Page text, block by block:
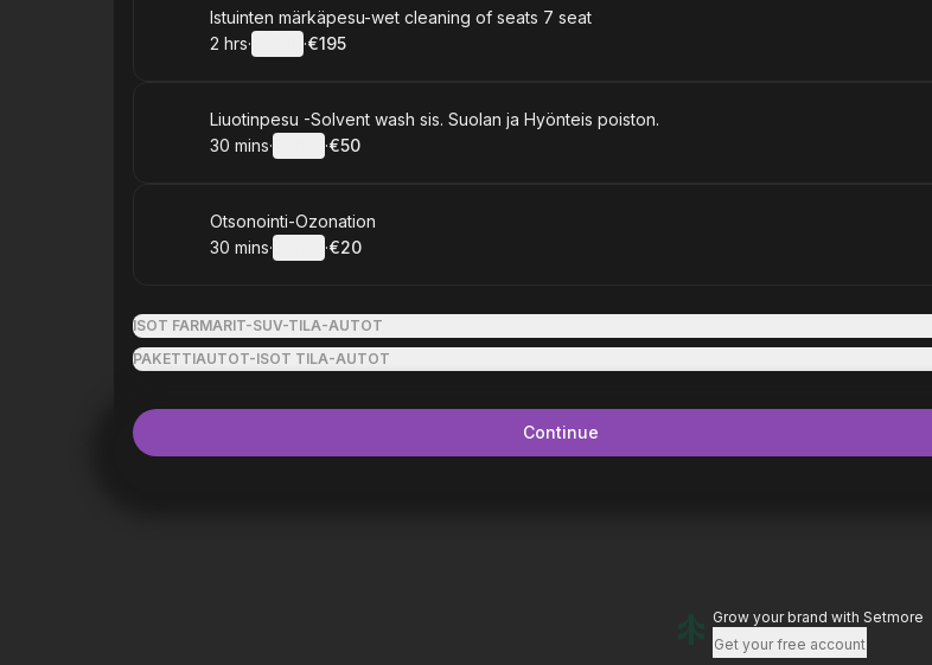
Book
Istuinten märkäpesu-wet cleaning of seats 7 seat
. Duration:
2 hrs· ·
.Price
€195
Book
Liuotinpesu -Solvent wash sis. Suolan ja Hyönteis poiston.
.Duration:
30 mins· ·
.Price
€50
Book
Otsonointi-Ozonation
.Duration:
30 mins· ·
.Price
€20
ISOT FARMARIT-SUV-TILA-AUTOT
PAKETTIAUTOT-ISOT TILA-AUTOT
Continue
Grow your brand with Setmore
Get your free account